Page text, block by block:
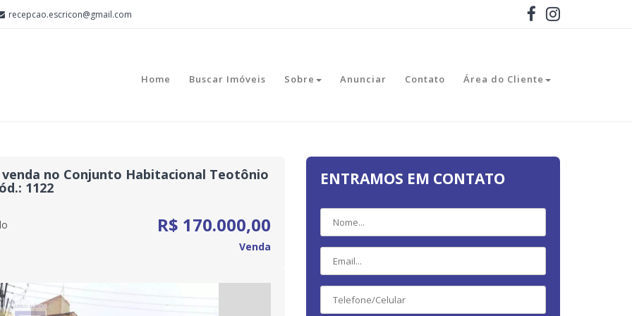
recepcao.escricon@gmail.com
Home Buscar Imóveis Sobre Anunciar Contato Área do Cliente
no Conjunto Habitacional Teotônio
1122
R$ 170.000,00
Venda
ENTRAMOS EM CONTATO